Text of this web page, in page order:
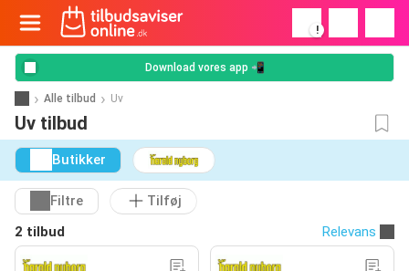
!
Download vores app 📲
Alle tilbud Uv
Uv tilbud
Butikker
Filtre
Tilføj
2 tilbud
Relevans